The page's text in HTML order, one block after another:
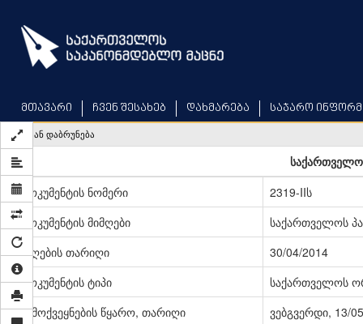
main
content
მთავარი ჩვენ შესახებ დახმარება საჯარო
უკან დაბრუნება
დოკუმენტის ნომერი
2319-IIს
დოკუმენტის მიმღები
საქართველოს
მიღების თარიღი
30/04/2014
დოკუმენტის ტიპი
საქართველოს
გამოქვეყნების წყარო, თარიღი
ვებგვერდი, 13/